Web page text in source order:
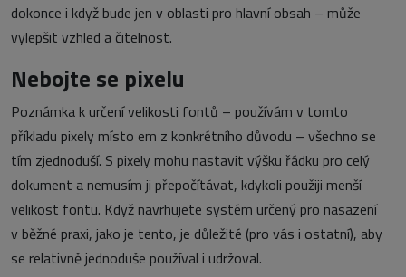
dokonce i když bude jen v oblasti pro hlavní obsah – může
vylepšit vzhled a čitelnost.
Nebojte se pixelu
Poznámka k určení velikosti fontů – používám v tomto
příkladu pixely místo em z konkrétního důvodu – všechno se
tím zjednoduší. S pixely mohu nastavit výšku řádku pro celý
dokument a nemusím ji přepočítávat, kdykoli použiji menší
velikost fontu. Když navrhujete systém určený pro nasazení
v běžné praxi, jako je tento, je důležité (pro vás i ostatní), aby
se relativně jednoduše používal i udržoval.